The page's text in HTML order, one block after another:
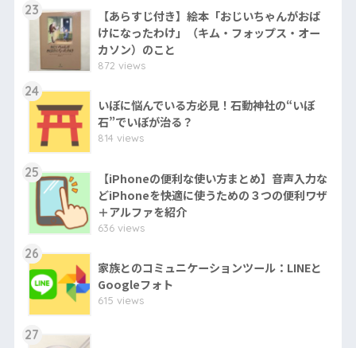
23
【あらすじ付き】絵本「おじいちゃんがおば
けになったわけ」（キム・フォップス・オー
カソン）のこと
872 views
24
いぼに悩んでいる方必見！石動神社の“いぼ
石”でいぼが治る？
814 views
25
【iPhoneの便利な使い方まとめ】音声入力な
どiPhoneを快適に使うための３つの便利ワザ
＋アルファを紹介
636 views
26
家族とのコミュニケーションツール：LINEと
Googleフォト
615 views
27